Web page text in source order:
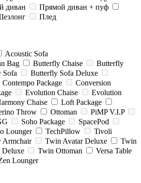
диван
Прямой диван + пуф
Плед
Acoustic Sofa
Bag Butterfly Chaise
Butterfly
Sofa
Butterfly Sofa Deluxe
Contempo Package
Conversion
Evolution Chaise
Evolution
Chaise
Loft Package
Throw Ottoman
PiMP V.I.P
Soho Package
SpacePod
Lounger TechPillow
Tivoli
Armchair Twin Avatar Deluxe
Twin
Deluxe Twin Ottoman
Versa Table
Lounger